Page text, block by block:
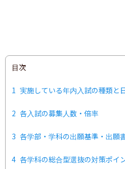
目次
1 実施している年内入試の種類と
2 各入試の募集人数・倍率
3 各学部・学科の出願基準・出願
4 各学科の総合型選抜の対策ポイ